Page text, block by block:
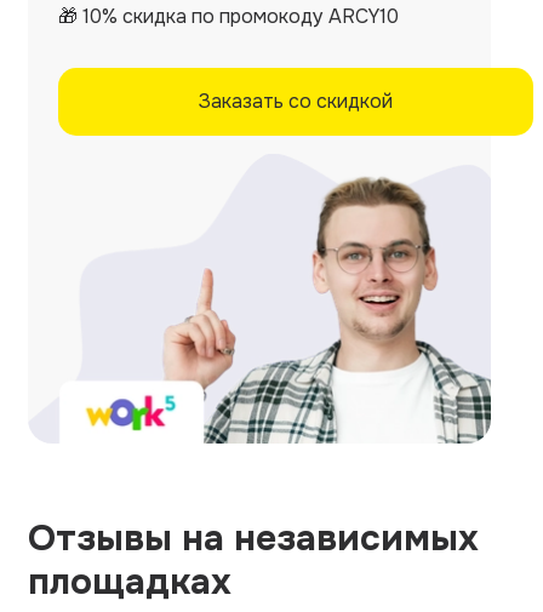
🎁 10% скидка по промокоду ARCY10
Заказать со скидкой
Отзывы на независимых
площадках